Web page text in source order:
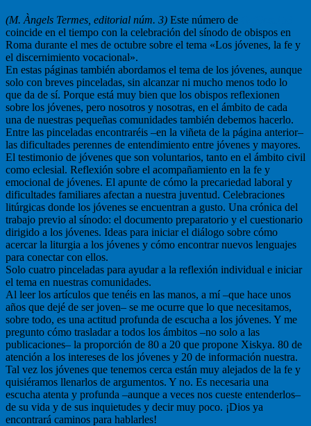
(M. Àngels Termes, editorial núm. 3) Este número de
coincide en el tiempo con la celebración del sínodo de obispos en
Roma durante el mes de octubre sobre el tema «Los jóvenes, la fe y
el discernimiento vocacional».
En estas páginas también abordamos el tema de los jóvenes, aunque
solo con breves pinceladas, sin alcanzar ni mucho menos todo lo
que da de sí. Porque está muy bien que los obispos reflexionen
sobre los jóvenes, pero nosotros y nosotras, en el ámbito de cada
una de nuestras pequeñas comunidades también debemos hacerlo.
Entre las pinceladas encontraréis –en la viñeta de la página anterior–
las dificultades perennes de entendimiento entre jóvenes y mayores.
El testimonio de jóvenes que son voluntarios, tanto en el ámbito civil
como eclesial. Reflexión sobre el acompañamiento en la fe y
emocional de jóvenes. El apunte de cómo la precariedad laboral y
dificultades familiares afectan a nuestra juventud. Celebraciones
litúrgicas donde los jóvenes se encuentran a gusto. Una crónica del
trabajo previo al sínodo: el documento preparatorio y el cuestionario
dirigido a los jóvenes. Ideas para iniciar el diálogo sobre cómo
acercar la liturgia a los jóvenes y cómo encontrar nuevos lenguajes
para conectar con ellos.
Solo cuatro pinceladas para ayudar a la reflexión individual e iniciar
el tema en nuestras comunidades.
Al leer los artículos que tenéis en las manos, a mí –que hace unos
años que dejé de ser joven– se me ocurre que lo que necesitamos,
sobre todo, es una actitud profunda de escucha a los jóvenes. Y me
pregunto cómo trasladar a todos los ámbitos –no solo a las
publicaciones– la proporción de 80 a 20 que propone Xiskya. 80 de
atención a los intereses de los jóvenes y 20 de información nuestra.
Tal vez los jóvenes que tenemos cerca están muy alejados de la fe y
quisiéramos llenarlos de argumentos. Y no. Es necesaria una
escucha atenta y profunda –aunque a veces nos cueste entenderlos–
de su vida y de sus inquietudes y decir muy poco. ¡Dios ya
encontrará caminos para hablarles!